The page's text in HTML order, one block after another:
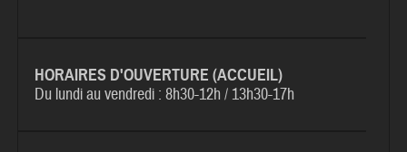
HORAIRES D'OUVERTURE (ACCUEIL)
Du lundi au vendredi :8h30-12h / 13h30-17h